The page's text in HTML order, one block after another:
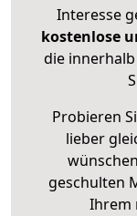
Interesse
kostenlose
die
Probieren
lieber
geschulten
Ihrem